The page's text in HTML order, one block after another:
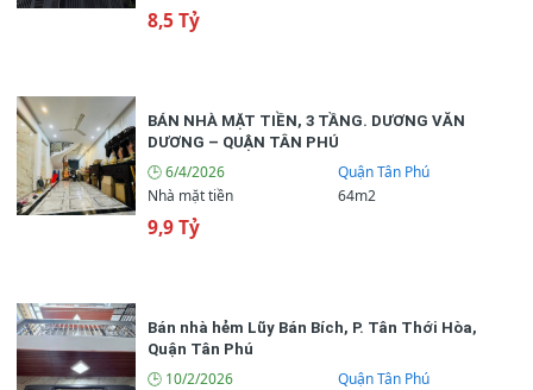
🏢 Số tầng
📌 Số phòng ngủ 4 (phòng)
8,5 Tỷ
BÁN NHÀ MẶT TIỀN, 3 TẦNG. DƯƠNG VĂN
DƯƠNG – QUẬN TÂN PHÚ
🕒 6/4/2026
Quận Tân Phú
Nhà mặt tiền
64m2
9,9 Tỷ
Bán nhà hẻm Lũy Bán Bích, P. Tân Thới Hòa,
Quận Tân Phú
🕒 10/2/2026
Quận Tân Phú